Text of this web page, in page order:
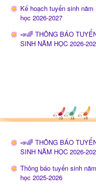
Kế hoạch tuyển sinh năm
học 2026-2027
📣🌈 THÔNG BÁO
SINH NĂM HỌC 2026-
📣🌈 THÔNG BÁO
SINH NĂM HỌC 2026-
Thông báo tuyển sinh năm
học 2025-2026
Z4148270977398...